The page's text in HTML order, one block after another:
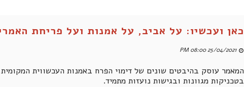
כאן ועכשיו: על אביב, על אמנות ועל פריחת
25/04/2021 08:00 PM
בטכניקות מגוונות ובגישות נועזות מתמיד.